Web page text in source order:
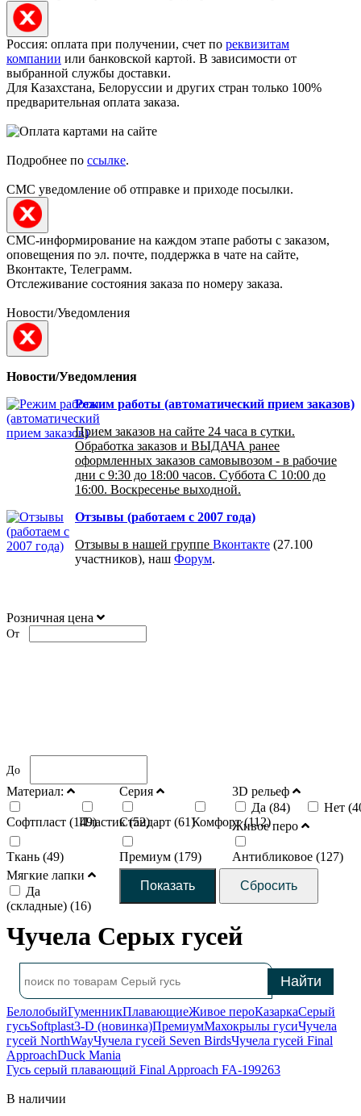
Россия: оплата при получении, счет по реквизитам
компании или банковской картой. В зависимости от
выбранной службы доставки.
Для Казахстана, Белоруссии и других стран только 100%
предварительная оплата заказа.
Подробнее по ссылке.
СМС уведомление об отправке и приходе посылки.
СМС-информирование на каждом этапе работы с заказом,
оповещения по эл. почте, поддержка в чате на сайте,
Вконтакте, Телеграмм.
Отслеживание состояния заказа по номеру заказа.
Новости/Уведомления
Новости/Уведомления
Режим работы (автоматический прием заказов)
Прием заказов на сайте 24 часа в сутки.
Обработка заказов и ВЫДАЧА ранее
оформленных заказов самовывозом - в рабочие
дни с 9:30 до 18:00 часов. Суббота С 10:00 до
16:00. Воскресенье выходной.
Отзывы (работаем с 2007 года)
Отзывы в нашей группе Вконтакте (27.100
участников), наш Форум.
Розничная цена
От
До
Материал:
Софтпласт (149)
Пластик (52)
Ткань (49)
Серия
Стандарт (61)Комфорт (112)
Премиум (179)
3D рельеф
Да (84) Нет (
Живое перо
Антибликовое (127)
Мягкие лапки
Да
(складные) (16)
Чучела Серых гусей
БелолобыйГуменникПлавающиеЖивое пероКазаркаСерый
гусьSoftplast3-D (новинка)ПремиумМахокрылы гусиЧучела
гусей NorthWayЧучела гусей Seven BirdsЧучела гусей Final
ApproachDuck Mania
Гусь серый плавающий Final Approach FA-199263
В наличии